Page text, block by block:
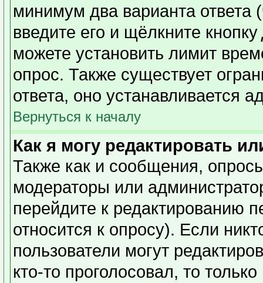
минимум два варианта ответа
введите его и щёлкните кнопку
можете установить лимит
опрос. Также существует
ответа, оно устанавливается
Вернуться к началу
Как я могу редактировать
Также как и сообщения,
модераторы или
перейдите к редактированию
относится к опросу). Если
пользователи могут
кто-то проголосовал, то